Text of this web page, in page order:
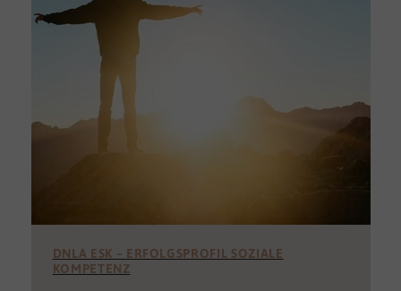
DNLA ESK – ERFOLGSPROFIL SOZIALE
KOMPETENZ